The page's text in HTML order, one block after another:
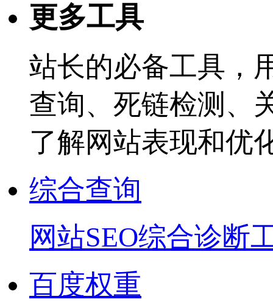
更多工具
站长的必备工具，
查询、死链检测、
了解网站表现和优
综合查询
网站SEO综合诊断
百度权重